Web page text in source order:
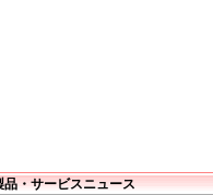
品・サービスニュース